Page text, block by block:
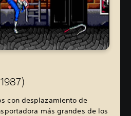
con desplazamiento de
más grandes de los